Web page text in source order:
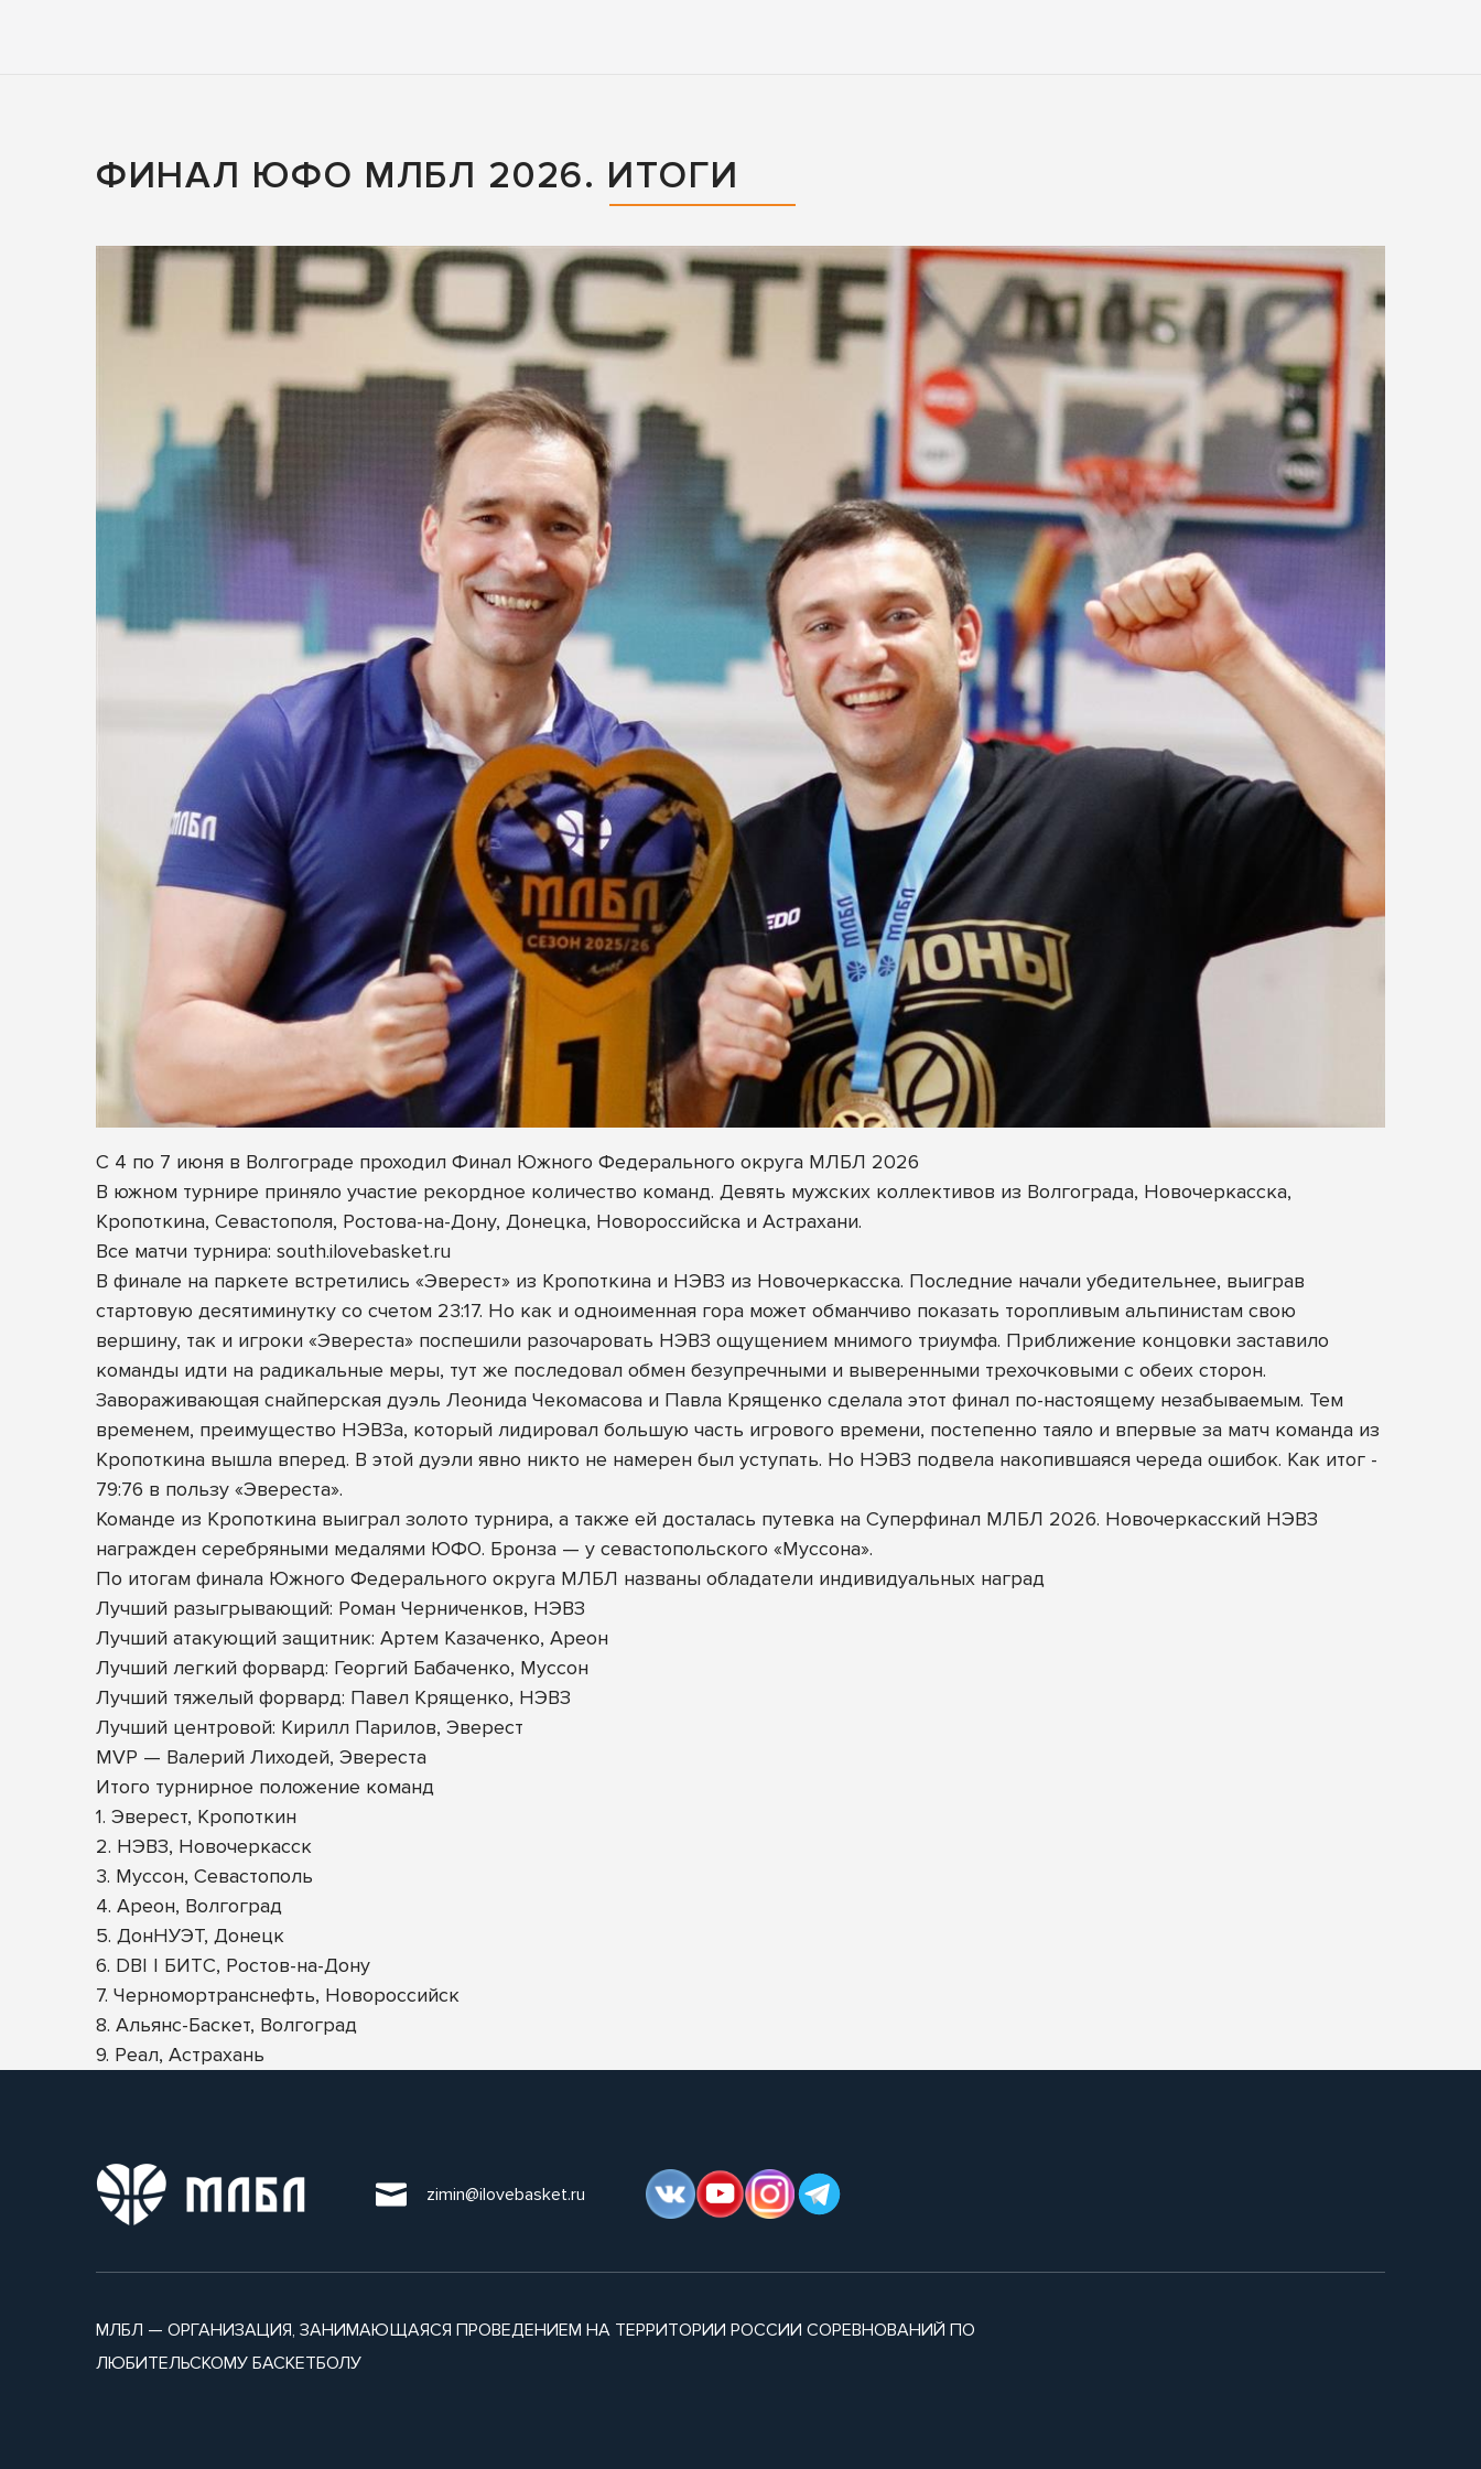
ФИНАЛ ЮФО МЛБЛ 2026. ИТОГИ
С 4 по 7 июня в Волгограде проходил Финал Южного Федерального округа МЛБЛ 2026
В южном турнире приняло участие рекордное количество команд. Девять мужских коллективов из Волгограда, Новочеркасска,
Кропоткина, Севастополя, Ростова-на-Дону, Донецка, Новороссийска и Астрахани.
Все матчи турнира: south.ilovebasket.ru
В финале на паркете встретились «Эверест» из Кропоткина и НЭВЗ из Новочеркасска. Последние начали убедительнее, выиграв
стартовую десятиминутку со счетом 23:17. Но как и одноименная гора может обманчиво показать торопливым альпинистам свою
вершину, так и игроки «Эвереста» поспешили разочаровать НЭВЗ ощущением мнимого триумфа. Приближение концовки заставило
команды идти на радикальные меры, тут же последовал обмен безупречными и выверенными трехочковыми с обеих сторон.
Завораживающая снайперская дуэль Леонида Чекомасова и Павла Крященко сделала этот финал по-настоящему незабываемым. Тем
временем, преимущество НЭВЗа, который лидировал большую часть игрового времени, постепенно таяло и впервые за матч команда из
Кропоткина вышла вперед. В этой дуэли явно никто не намерен был уступать. Но НЭВЗ подвела накопившаяся череда ошибок. Как итог -
79:76 в пользу «Эвереста».
Команде из Кропоткина выиграл золото турнира, а также ей досталась путевка на Суперфинал МЛБЛ 2026. Новочеркасский НЭВЗ
награжден серебряными медалями ЮФО. Бронза — у севастопольского «Муссона».
По итогам финала Южного Федерального округа МЛБЛ названы обладатели индивидуальных наград
Лучший разыгрывающий: Роман Черниченков, НЭВЗ
Лучший атакующий защитник: Артем Казаченко, Ареон
Лучший легкий форвард: Георгий Бабаченко, Муссон
Лучший тяжелый форвард: Павел Крященко, НЭВЗ
Лучший центровой: Кирилл Парилов, Эверест
MVP — Валерий Лиходей, Эвереста
Итого турнирное положение команд
1. Эверест, Кропоткин
2. НЭВЗ, Новочеркасск
3. Муссон, Севастополь
4. Ареон, Волгоград
5. ДонНУЭТ, Донецк
6. DBI | БИТС, Ростов-на-Дону
7. Черномортранснефть, Новороссийск
8. Альянс-Баскет, Волгоград
9. Реал, Астрахань
zimin@ilovebasket.ru
МЛБЛ — ОРГАНИЗАЦИЯ, ЗАНИМАЮЩАЯСЯ ПРОВЕДЕНИЕМ НА ТЕРРИТОРИИ РОССИИ СОРЕВНОВАНИЙ ПО
ЛЮБИТЕЛЬСКОМУ БАСКЕТБОЛУ